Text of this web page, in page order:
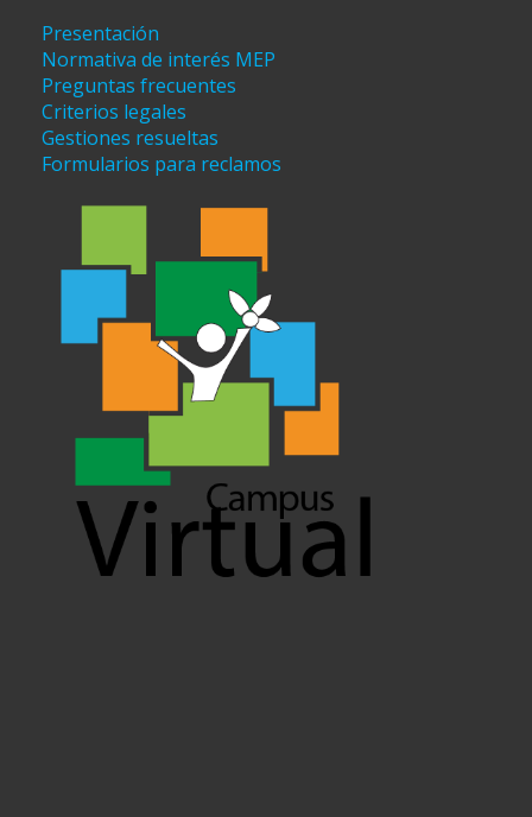
Presentación
Normativa de interés MEP
Preguntas frecuentes
Criterios legales
Gestiones resueltas
Formularios para reclamos